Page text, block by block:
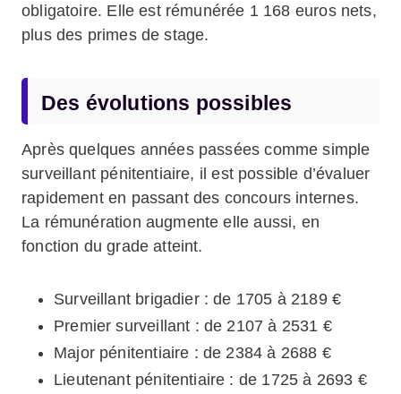
obligatoire. Elle est rémunérée 1 168 euros nets,
plus des primes de stage.
Des évolutions possibles
Après quelques années passées comme simple
surveillant pénitentiaire, il est possible d’évaluer
rapidement en passant des concours internes.
La rémunération augmente elle aussi, en
fonction du grade atteint.
Surveillant brigadier : de 1705 à 2189 €
Premier surveillant : de 2107 à 2531 €
Major pénitentiaire : de 2384 à 2688 €
Lieutenant pénitentiaire : de 1725 à 2693 €